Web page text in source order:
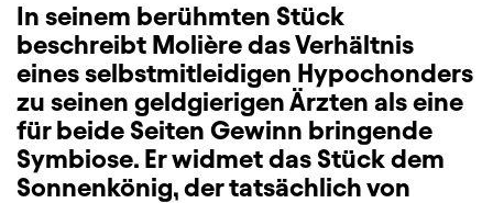
In seinem berühmten Stück
beschreibt Molière das Verhältnis
eines selbstmitleidigen Hypochonders
zu seinen geldgierigen Ärzten als eine
für beide Seiten Gewinn bringende
Symbiose. Er widmet das Stück dem
Sonnenkönig, der tatsächlich von